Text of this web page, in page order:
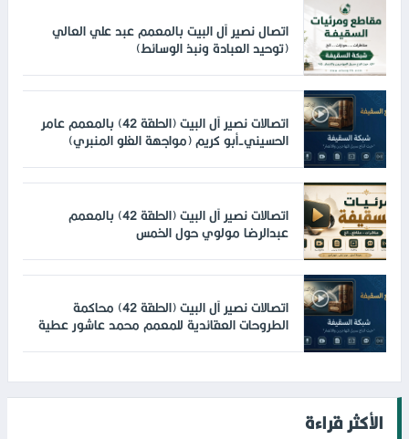
اتصال نصير آل البيت بالمعمم عبد علي العالي
(توحيد العبادة ونبذ الوسائط)
اتصالات نصير آل البيت (الحلقة 42) بالمعمم عامر
الحسيني-أبو كريم (مواجهة الغلو المنبري)
اتصالات نصير آل البيت (الحلقة 42) بالمعمم
عبدالرضا مولوي حول الخمس
اتصالات نصير آل البيت (الحلقة 42) محاكمة
الطروحات العقائدية للمعمم محمد عاشور عطية
الأكثر قراءة